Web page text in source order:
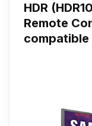
HDR
Remote